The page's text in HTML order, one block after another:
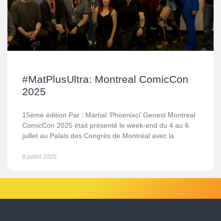
#MatPlusUltra: Montreal ComicCon
2025
15ème édition Par : Martial ‘Phoenixci’ Genest Montreal
ComicCon 2025 était présenté le week-end du 4 au 6
juillet au Palais des Congrès de Montréal avec la
8 juillet 2025